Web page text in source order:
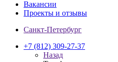
Вакансии
Проекты и отзывы
Санкт-Петербург
+7 (812) 309-27-37
Назад